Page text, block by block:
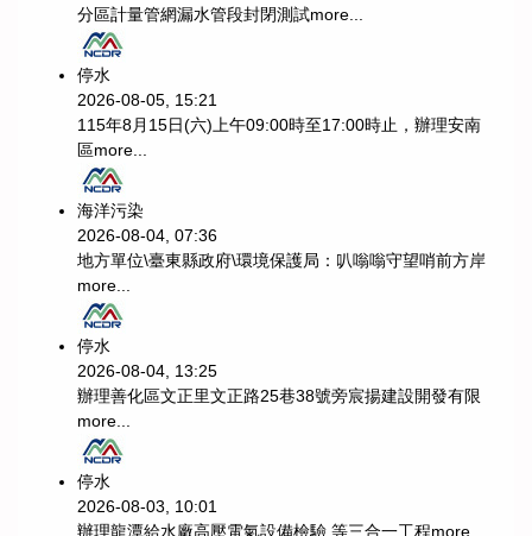
分區計量管網漏水管段封閉測試more...
停水
2026-08-05, 15:21
115年8月15日(六)上午09:00時至17:00時止，辦理安南
區more...
海洋污染
2026-08-04, 07:36
地方單位\臺東縣政府\環境保護局：叭嗡嗡守望哨前方岸
more...
停水
2026-08-04, 13:25
辦理善化區文正里文正路25巷38號旁宸揚建設開發有限
more...
停水
2026-08-03, 10:01
辦理龍潭給水廠高壓電氣設備檢驗 等三合一工程more...